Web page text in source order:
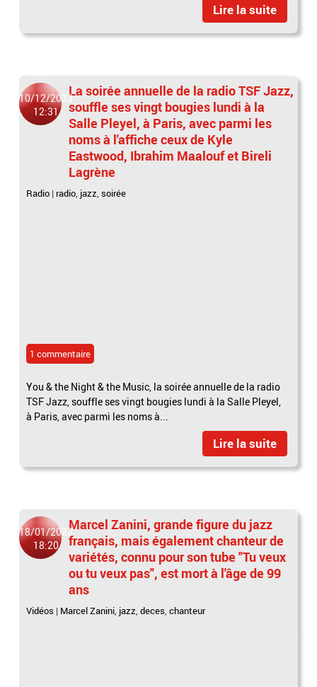
Lire la suite
10/12/2023
12:31
La soirée annuelle de la radio TSF Jazz,
souffle ses vingt bougies lundi à la
Salle Pleyel, à Paris, avec parmi les
noms à l'affiche ceux de Kyle
Eastwood, Ibrahim Maalouf et Bireli
Lagrène
Radio | radio, jazz,soirée
1 commentaire
You & the Night & the Music, la soirée annuelle de la radio
TSF Jazz, souffle ses vingt bougies lundi à la Salle Pleyel,
à Paris, avec parmi les noms à...
Lire la suite
18/01/2023
18:20
Marcel Zanini, grande figure du jazz
français, mais également chanteur de
variétés, connu pour son tube "Tu veux
ou tu veux pas", est mort à l'âge de 99
ans
Vidéos | Marcel Zanini, jazz,deces,chanteur